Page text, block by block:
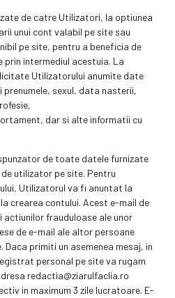
de catre Utilizatori, la optiunea
unui cont valabil pe site sau
pe site, pentru a beneficia de
prin intermediul acestuia. La
Utilizatorului anumite date
prenumele, sexul, data nasterii,
dar si alte informatii cu
de toate datele furnizate
utilizator pe site. Pentru
Utilizatorul va fi anuntat la
crearea contului. Acest e-mail de
frauduloase ale unor
de e-mail ale altor persoane
primiti un asemenea mesaj, in
personal pe site va rugam
redactia@ziarulfaclia.ro
in maximum 3 zile lucratoare. E-